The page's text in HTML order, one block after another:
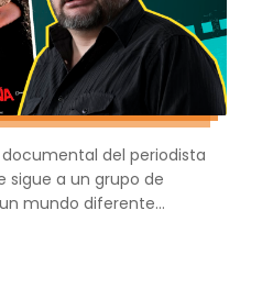
del periodista
sigue a un grupo de
mundo diferente...